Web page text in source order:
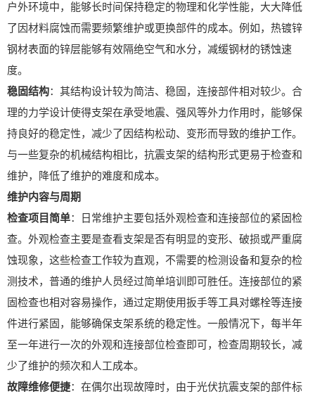
户外环境中，能够长时间保持稳定的物理和化学性能，大大降低
了因材料腐蚀而需要频繁维护或更换部件的成本。例如，热镀锌
钢材表面的锌层能够有效隔绝空气和水分，减缓钢材的锈蚀速
度。
稳固结构：其结构设计较为简洁、稳固，连接部件相对较少。合
理的力学设计使得支架在承受地震、强风等外力作用时，能够保
持良好的稳定性，减少了因结构松动、变形而导致的维护工作。
与一些复杂的机械结构相比，抗震支架的结构形式更易于检查和
维护，降低了维护的难度和成本。
维护内容与周期
检查项目简单：日常维护主要包括外观检查和连接部位的紧固检
查。外观检查主要是查看支架是否有明显的变形、破损或严重腐
蚀现象，这些检查工作较为直观，不需要的检测设备和复杂的检
测技术，普通的维护人员经过简单培训即可胜任。连接部位的紧
固检查也相对容易操作，通过定期使用扳手等工具对螺栓等连接
件进行紧固，能够确保支架系统的稳定性。一般情况下，每半年
至一年进行一次的外观和连接部位检查即可，检查周期较长，减
少了维护的频次和人工成本。
故障维修便捷：在偶尔出现故障时，由于光伏抗震支架的部件标